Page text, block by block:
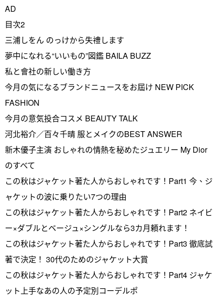
AD
目次2
三浦しをん のっけから失禮します
夢中になれる“いいもの”図鑑 BAILA BUZZ
私と會社の新しい働き方
今月の気になるブランドニュースをお屆け NEW PICK
FASHION
今月の意気投合コスメ BEAUTY TALK
河北裕介／百々千晴 服とメイクのBEST ANSWER
新木優子主演 おしゃれの情熱を秘めたジュエリー My Dior
のすべて
この秋はジャケット著た人からおしゃれです！Part1 今、ジ
ャケットの波に乗りたい7つの理由
この秋はジャケット著た人からおしゃれです！Part2 ネイビ
ー×ダブルとベージュ×シングルなら3カ月頼れます！
この秋はジャケット著た人からおしゃれです！Part3 徹底試
著で決定！ 30代のためのジャケット大賞
この秋はジャケット著た人からおしゃれです！Part4 ジャケ
ット上手なあの人の予定別コーデルポ